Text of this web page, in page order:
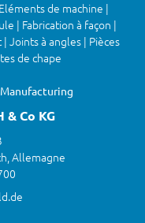
de machine |
| Fabrication à façon |
Joints à angles | Pièces
de chape
& Co KG
Allemagne